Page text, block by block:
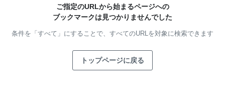
ご指定のURLから始まるページへの
ブックマークは見つかりませんでした
条件を「すべて」にすることで、 すべてのURLを対象に検索できます
トップページに戻る